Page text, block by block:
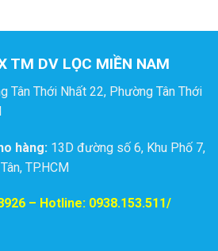
TM DV LỌC MIỀN NAM
Thới Nhất 22, Phường Tân Thới
hàng: 13D đường số 6, Khu Phố 7,
TP.HCM
– Hotline: 0938.153.511/